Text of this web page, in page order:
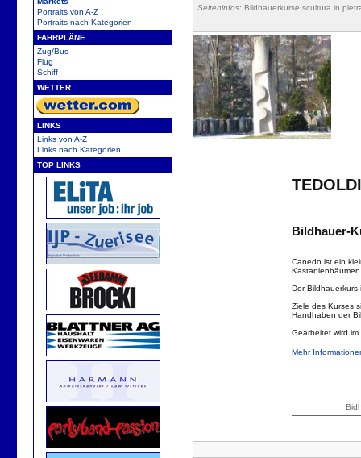
Portraits von A-Z
Portraits nach Kategorien
FAHRPLÄNE
Zug/Bus
Flug
Schiff
WETTER
LINKS
Links von A-Z
Links nach Kategorien
TOP LINKS
Seiteninfos: Bildhauerkurse scultura in
Bildhauer-
Canedo ist ein
Der
Ziele des Kurses
Handhaben der
Gearbeitet wird
Mehr